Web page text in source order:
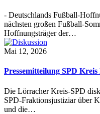
- Deutschlands Fußball-
nächsten großen Fußball-
Hoffnungsträger der…
Mai 12, 2026
Pressemitteilung SPD
Die Lörracher Kreis-SPD
SPD-Fraktionsjustiziar über
und die…